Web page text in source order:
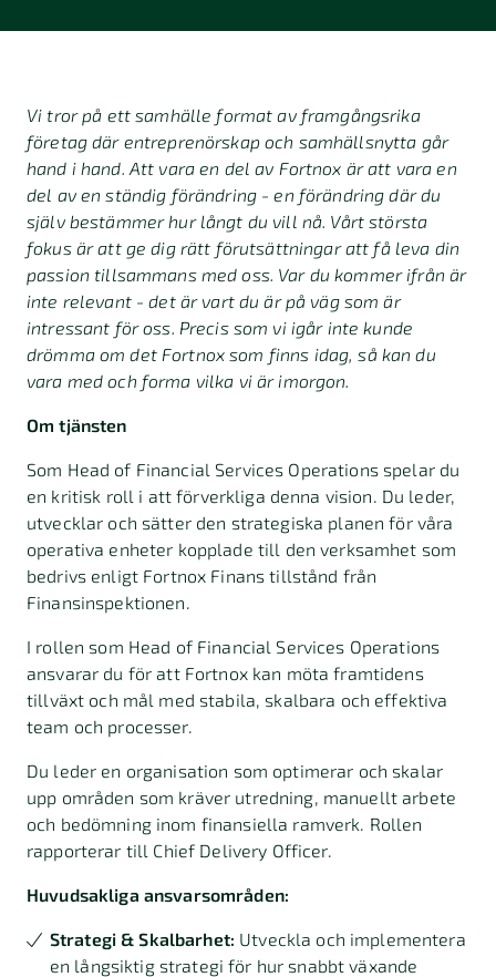
Vi tror på ett samhälle format av framgångsrika
företag där entreprenörskap och samhällsnytta går
hand i hand. Att vara en del av Fortnox är att vara en
del av en ständig förändring - en förändring där du
själv bestämmer hur långt du vill nå. Vårt största
fokus är att ge dig rätt förutsättningar att få leva din
passion tillsammans med oss. Var du kommer ifrån är
inte relevant - det är vart du är på väg som är
intressant för oss. Precis som vi igår inte kunde
drömma om det Fortnox som finns idag, så kan du
vara med och forma vilka vi är imorgon.
Om tjänsten
Som Head of Financial Services Operations spelar du
en kritisk roll i att förverkliga denna vision. Du leder,
utvecklar och sätter den strategiska planen för våra
operativa enheter kopplade till den verksamhet som
bedrivs enligt Fortnox Finans tillstånd från
Finansinspektionen.
I rollen som Head of Financial Services Operations
ansvarar du för att Fortnox kan möta framtidens
tillväxt och mål med stabila, skalbara och effektiva
team och processer.
Du leder en organisation som optimerar och skalar
upp områden som kräver utredning, manuellt arbete
och bedömning inom finansiella ramverk. Rollen
rapporterar till Chief Delivery Officer.
Huvudsakliga ansvarsområden:
Strategi & Skalbarhet: Utveckla och implementera
en långsiktig strategi för hur snabbt växande